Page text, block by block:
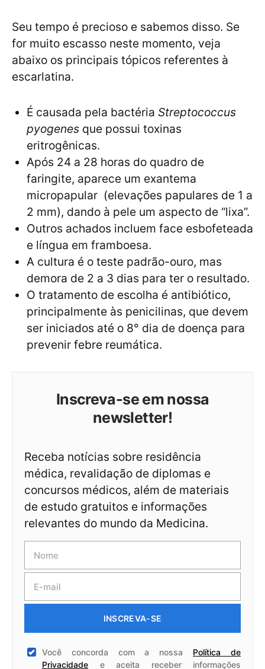
Seu tempo é precioso e sabemos disso. Se
for muito escasso neste momento, veja
abaixo os principais tópicos referentes à
escarlatina.
É causada pela bactéria Streptococcus
pyogenes que possui toxinas
eritrogênicas.
Após 24 a 28 horas do quadro de
faringite, aparece um exantema
micropapular (elevações papulares de 1 a
2 mm), dando à pele um aspecto de “lixa”.
Outros achados incluem face esbofeteada
e língua em framboesa.
A cultura é o teste padrão-ouro, mas
demora de 2 a 3 dias para ter o resultado.
O tratamento de escolha é antibiótico,
principalmente às penicilinas, que devem
ser iniciados até o 8° dia de doença para
prevenir febre reumática.
Inscreva-se em nossa
newsletter!
Receba notícias sobre residência
médica, revalidação de diplomas e
concursos médicos, além de materiais
de estudo gratuitos e informações
relevantes do mundo da Medicina.
INSCREVA-SE
Você concorda com a nossa Política de
Privacidade e aceita receber informações